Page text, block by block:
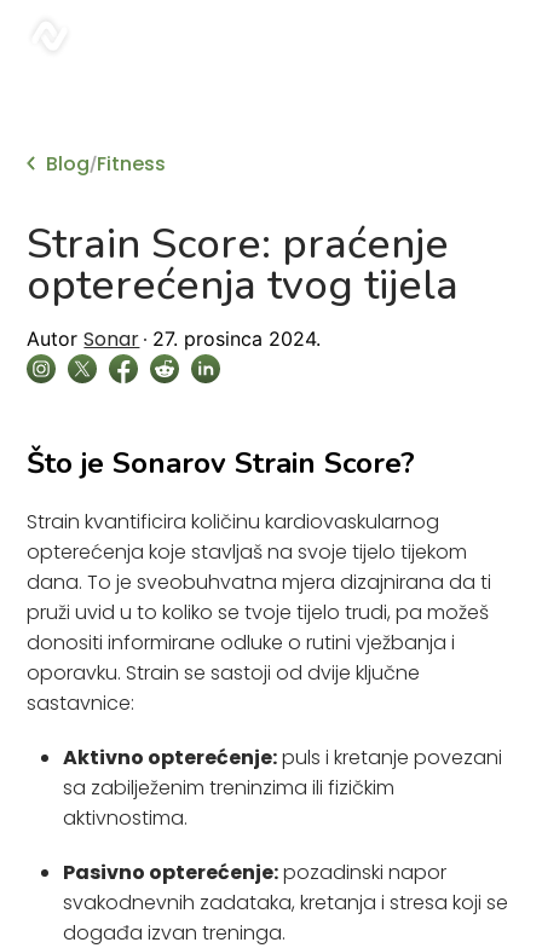
Blog/Fitness
Strain Score: praćenje
opterećenja tvog tijela
Autor Sonar 27. prosinca 2024.
Što je Sonarov Strain Score?
Strain kvantificira količinu kardiovaskularnog
opterećenja koje stavljaš na svoje tijelo tijekom
dana. To je sveobuhvatna mjera dizajnirana da ti
pruži uvid u to koliko se tvoje tijelo trudi, pa možeš
donositi informirane odluke o rutini vježbanja i
oporavku. Strain se sastoji od dvije ključne
sastavnice:
Aktivno opterećenje:puls i kretanje povezani
sa zabilježenim treninzima ili fizičkim
aktivnostima.
Pasivno opterećenje:pozadinski napor
svakodnevnih zadataka, kretanja i stresa koji se
događa izvan treninga.